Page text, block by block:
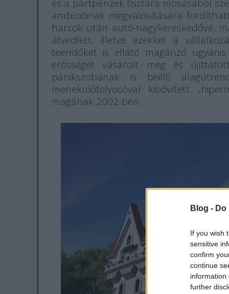
Blog -
If you wish
sensitive
confirm
continue
information
further
és a pártpénzek tisztára mosásából
ambícióinak megvalósítására
harcok után autó-nagykereskedővé,
átvedlett, illetve ezekkel a
teendőket is ellátó magánzó
erősséget vásárolt meg és
pánikszobának is beillő
menekülőfolyosóval kibővített
magának 2002-ben.